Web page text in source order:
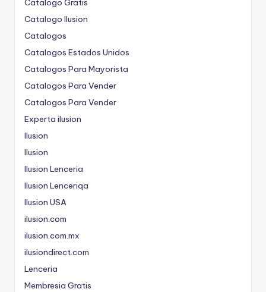
Catalogo Gratis
Catalogo Ilusion
Catalogos
Catalogos Estados Unidos
Catalogos Para Mayorista
Catalogos Para Vender
Catalogos Para Vender
Experta ilusion
Ilusion
Ilusion
Ilusion Lenceria
Ilusion Lenceriqa
Ilusion USA
ilusion.com
ilusion.com.mx
ilusiondirect.com
Lenceria
Membresia Gratis